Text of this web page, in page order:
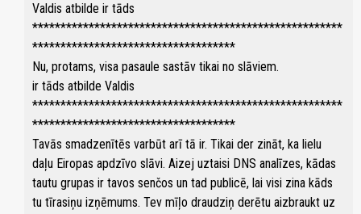
Valdis atbilde ir tāds
*******************************************************
************************************
Nu, protams, visa pasaule sastāv tikai no slāviem.
ir tāds atbilde Valdis
*******************************************************
************************************
Tavās smadzenītēs varbūt arī tā ir. Tikai der zināt, ka lielu
daļu Eiropas apdzīvo slāvi. Aizej uztaisi DNS analīzes, kādas
tautu grupas ir tavos senčos un tad publicē, lai visi zina kāds
tu tīrasiņu izņēmums. Tev mīļo draudziņ derētu aizbraukt uz